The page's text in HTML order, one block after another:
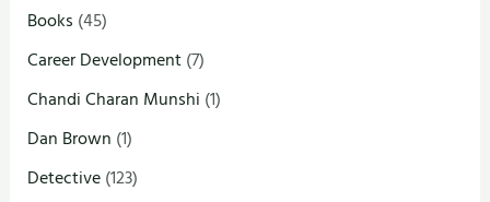
Books (45)
Career Development(7)
Chandi Charan Munshi (1)
Dan Brown (1)
Detective(123)